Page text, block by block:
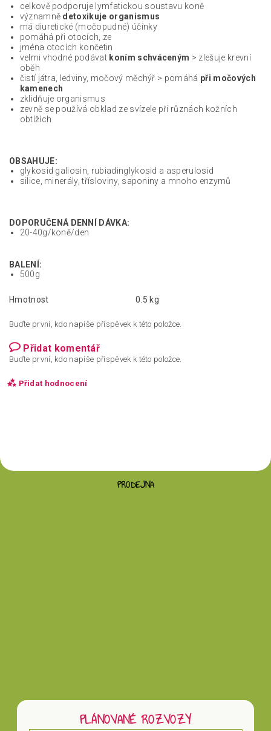
celkově podporuje lymfatickou soustavu koně
významně detoxikuje organismus
má diuretické (močopudné) účinky
pomáhá při otocích, ze
jména otocích končetin
velmi vhodné podávat koním schváceným > zlešuje krevní
oběh
čistí játra, ledviny, močový měchýř > pomáhá při močových
kamenech
zklidňuje organismus
zevně se používá obklad ze svízele při různách kožních
obtížích
OBSAHUJE:
glykosid galiosin, rubiadinglykosid a asperulosid
silice, minerály, třísloviny, saponiny a mnoho enzymů
DOPORUČENÁ DENNÍ DÁVKA:
20-40g/koně/den
BALENÍ:
500g
Hmotnost 0.5 kg
Buďte první, kdo napíše příspěvek k této položce.
Přidat komentář
Buďte první, kdo napíše příspěvek k této položce.
Přidat hodnocení
PRODEJNA
PLÁNOVANÉ ROZVOZY